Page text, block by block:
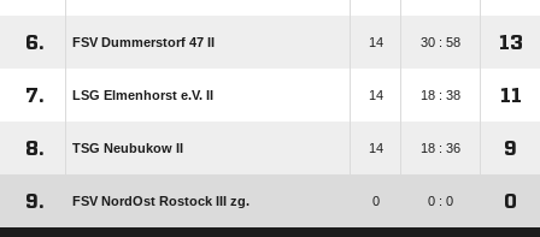
6. FSV Dummerstorf 47 II 14 30 : 58 13
7. LSG Elmenhorst e.V. II 14 18 : 38 11
8. TSG Neubukow II 14 18 : 36 9
9. FSV NordOst Rostock III zg. 0 0 : 0 0